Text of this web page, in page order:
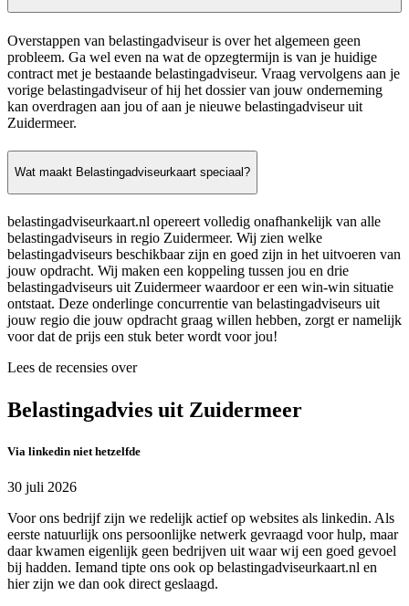
Overstappen van belastingadviseur is over het algemeen geen
probleem. Ga wel even na wat de opzegtermijn is van je huidige
contract met je bestaande belastingadviseur. Vraag vervolgens aan je
vorige belastingadviseur of hij het dossier van jouw onderneming
kan overdragen aan jou of aan je nieuwe belastingadviseur uit
Zuidermeer.
Wat maakt Belastingadviseurkaart speciaal?
belastingadviseurkaart.nl opereert volledig onafhankelijk van alle
belastingadviseurs in regio Zuidermeer. Wij zien welke
belastingadviseurs beschikbaar zijn en goed zijn in het uitvoeren van
jouw opdracht. Wij maken een koppeling tussen jou en drie
belastingadviseurs uit Zuidermeer waardoor er een win-win situatie
ontstaat. Deze onderlinge concurrentie van belastingadviseurs uit
jouw regio die jouw opdracht graag willen hebben, zorgt er namelijk
voor dat de prijs een stuk beter wordt voor jou!
Lees de recensies over
Belastingadvies uit Zuidermeer
Via linkedin niet hetzelfde
30 juli 2026
Voor ons bedrijf zijn we redelijk actief op websites als linkedin. Als
eerste natuurlijk ons persoonlijke netwerk gevraagd voor hulp, maar
daar kwamen eigenlijk geen bedrijven uit waar wij een goed gevoel
bij hadden. Iemand tipte ons ook op belastingadviseurkaart.nl en
hier zijn we dan ook direct geslaagd.